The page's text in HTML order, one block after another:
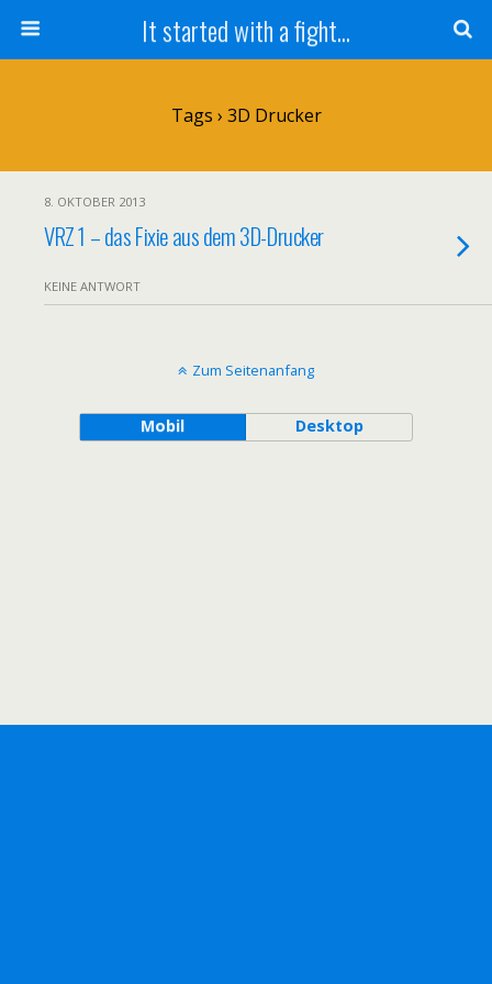
It started with a fight...
Tags › 3D Drucker
8. OKTOBER 2013
VRZ 1 – das Fixie aus dem 3D-Drucker
KEINE ANTWORT
Zum Seitenanfang
Mobil Desktop